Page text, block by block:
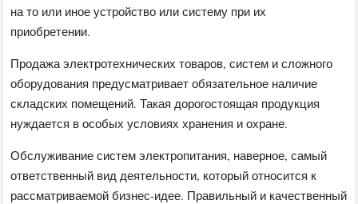
на то или иное устройство или систему при их
приобретении.
Продажа электротехнических товаров, систем и сложного
оборудования предусматривает обязательное наличие
складских помещений. Такая дорогостоящая продукция
нуждается в особых условиях хранения и охране.
Обслуживание систем электропитания, наверное, самый
ответственный вид деятельности, который относится к
рассматриваемой бизнес-идее. Правильный и качественный